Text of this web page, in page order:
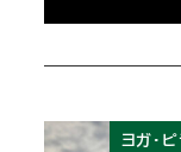
ヨガ・